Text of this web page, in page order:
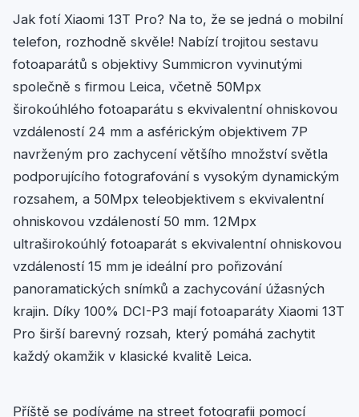
Jak fotí Xiaomi 13T Pro? Na to, že se jedná o mobilní
telefon, rozhodně skvěle! Nabízí trojitou sestavu
fotoaparátů s objektivy Summicron vyvinutými
společně s firmou Leica, včetně 50Mpx
širokoúhlého fotoaparátu s ekvivalentní ohniskovou
vzdáleností 24 mm a asférickým objektivem 7P
navrženým pro zachycení většího množství světla
podporujícího fotografování s vysokým dynamickým
rozsahem, a 50Mpx teleobjektivem s ekvivalentní
ohniskovou vzdáleností 50 mm. 12Mpx
ultraširokoúhlý fotoaparát s ekvivalentní ohniskovou
vzdáleností 15 mm je ideální pro pořizování
panoramatických snímků a zachycování úžasných
krajin. Díky 100% DCI-P3 mají fotoaparáty Xiaomi 13T
Pro širší barevný rozsah, který pomáhá zachytit
každý okamžik v klasické kvalitě Leica.
Příště se podíváme na street fotografii pomocí